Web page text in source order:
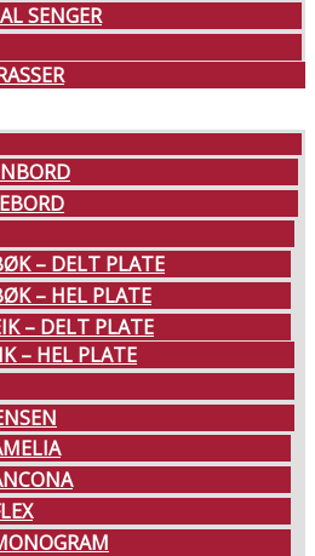
SENGER
– DELT PLATE
– HEL PLATE
– DELT PLATE
– HEL PLATE